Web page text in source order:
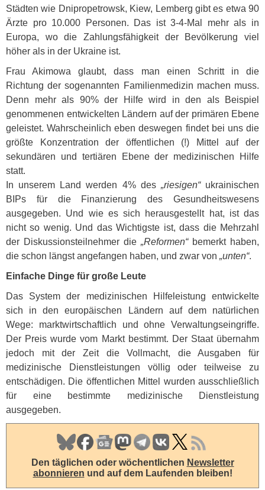
Städten wie Dnipropetrowsk, Kiew, Lemberg gibt es etwa 90
Ärzte pro 10.000 Personen. Das ist 3-4-Mal mehr als in
Europa, wo die Zahlungsfähigkeit der Bevölkerung viel
höher als in der Ukraine ist.
Frau Akimowa glaubt, dass man einen Schritt in die
Richtung der sogenannten Familienmedizin machen muss.
Denn mehr als 90% der Hilfe wird in den als Beispiel
genommenen entwickelten Ländern auf der primären Ebene
geleistet. Wahrscheinlich eben deswegen findet bei uns die
größte Konzentration der öffentlichen (!) Mittel auf der
sekundären und tertiären Ebene der medizinischen Hilfe
statt.
In unserem Land werden 4% des „riesigen“ukrainischen
BIPs für die Finanzierung des Gesundheitswesens
ausgegeben. Und wie es sich herausgestellt hat, ist das
nicht so wenig. Und das Wichtigste ist, dass die Mehrzahl
der Diskussionsteilnehmer die „Reformen“bemerkt haben,
die schon längst angefangen haben, und zwar von „unten“.
Einfache Dinge für große Leute
Das System der medizinischen Hilfeleistung entwickelte
sich in den europäischen Ländern auf dem natürlichen
Wege: marktwirtschaftlich und ohne Verwaltungseingriffe.
Der Preis wurde vom Markt bestimmt. Der Staat übernahm
jedoch mit der Zeit die Vollmacht, die Ausgaben für
medizinische Dienstleistungen völlig oder teilweise zu
entschädigen. Die öffentlichen Mittel wurden ausschließlich
für eine bestimmte medizinische Dienstleistung
ausgegeben.
Den täglichen oder wöchentlichen Newsletter
abonnieren und auf dem Laufenden bleiben!